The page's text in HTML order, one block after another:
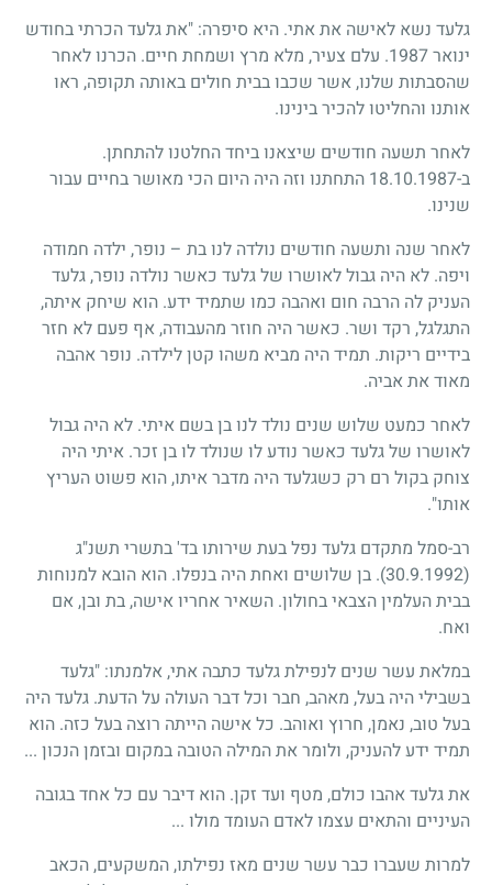
גלעד נשא לאישה את אתי. היא סיפרה: "את גלעד הכרתי בחודש
ינואר 1987. עלם צעיר, מלא מרץ ושמחת חיים. הכרנו לאחר
שהסבתות שלנו, אשר שכבו בבית חולים באותה תקופה, ראו
אותנו והחליטו להכיר בינינו.
לאחר תשעה חודשים שיצאנו ביחד החלטנו להתחתן.
ב-18.10.1987 התחתנו וזה היה היום הכי מאושר בחיים עבור
שנינו.
לאחר שנה ותשעה חודשים נולדה לנו בת – נופר, ילדה חמודה
ויפה. לא היה גבול לאושרו של גלעד כאשר נולדה נופר, גלעד
העניק לה הרבה חום ואהבה כמו שתמיד ידע. הוא שיחק איתה,
התגלגל, רקד ושר. כאשר היה חוזר מהעבודה, אף פעם לא חזר
בידיים ריקות. תמיד היה מביא משהו קטן לילדה. נופר אהבה
מאוד את אביה.
לאחר כמעט שלוש שנים נולד לנו בן בשם איתי. לא היה גבול
לאושרו של גלעד כאשר נודע לו שנולד לו בן זכר. איתי היה
צוחק בקול רם רק כשגלעד היה מדבר איתו, הוא פשוט העריץ
אותו".
רב-סמל מתקדם גלעד נפל בעת שירותו בד' בתשרי תשנ"ג
(30.9.1992)
. בן שלושים ואחת היה בנפלו. הוא הובא למנוחות
בבית העלמין הצבאי בחולון. השאיר אחריו אישה, בת ובן, אם
ואח.
במלאת עשר שנים לנפילת גלעד כתבה אתי, אלמנתו: "גלעד
בשבילי היה בעל, מאהב, חבר וכל דבר העולה על הדעת. גלעד היה
בעל טוב, נאמן, חרוץ ואוהב. כל אישה הייתה רוצה בעל כזה. הוא
תמיד ידע להעניק, ולומר את המילה הטובה במקום ובזמן הנכון ...
את גלעד אהבו כולם, מטף ועד זקן. הוא דיבר עם כל אחד בגובה
העיניים והתאים עצמו לאדם העומד מולו ...
למרות שעברו כבר עשר שנים מאז נפילתו, המשקעים, הכאב